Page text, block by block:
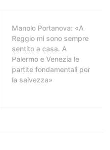
Manolo Portanova: «A
Reggio mi sono sempre
sentito a casa. A
Palermo e Venezia le
partite fondamentali per
la salvezza»